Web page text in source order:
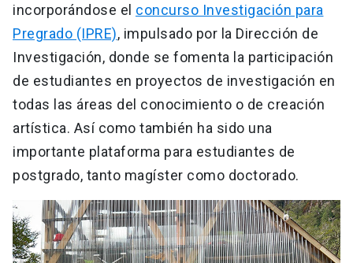
incorporándose el concurso Investigación para
Pregrado (IPRE), impulsado por la Dirección de
Investigación, donde se fomenta la participación
de estudiantes en proyectos de investigación en
todas las áreas del conocimiento o de creación
artística. Así como también ha sido una
importante plataforma para estudiantes de
postgrado, tanto magíster como doctorado.